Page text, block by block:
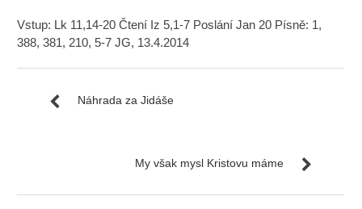
Vstup: Lk 11,14-20 Čtení Iz 5,1-7 Poslání Jan 20 Písně: 1,
388, 381, 210, 5-7 JG, 13.4.2014
Náhrada za Jidáše
My však mysl Kristovu máme